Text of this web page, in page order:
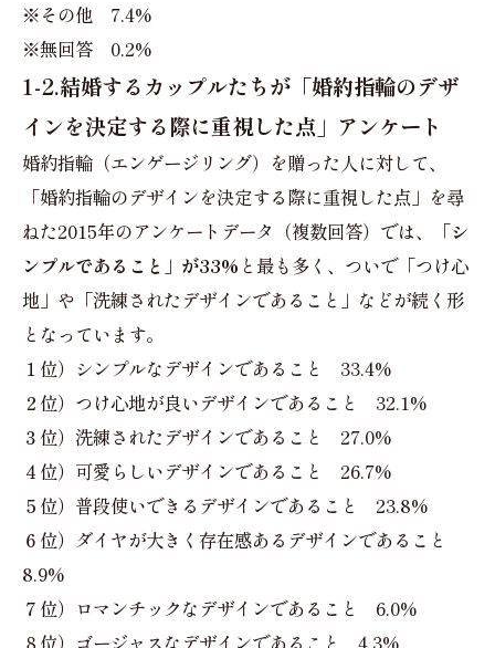
※その他 7.4%
※無回答 0.2%
1-2.結婚するカップルたちが「婚約指輪のデザ
インを決定する際に重視した点」アンケート
婚約指輪（エンゲージリング）を贈った人に対して、
「婚約指輪のデザインを決定する際に重視した点」を尋
ねた2015年のアンケートデータ（複数回答）では、
「シ
ンプルであること」が33% と最も多く、ついで「つけ心
地」や「洗練されたデザインであること」などが続く形
となっています。
１位）シンプルなデザインであること 33.4%
２位）つけ心地が良いデザインであること 32.1%
３位）洗練されたデザインであること 27.0%
４位）可愛らしいデザインであること 26.7%
５位）普段使いできるデザインであること 23.8%
６位）ダイヤが大きく存在感あるデザインであること
8.9%
７位）ロマンチックなデザインであること 6.0%